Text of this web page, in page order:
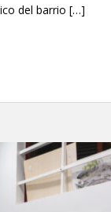
del barrio […]